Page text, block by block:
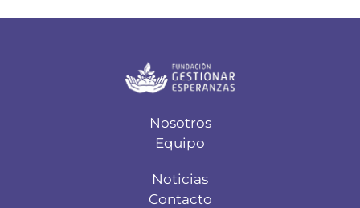
Nosotros
Equipo
Noticias
Contacto